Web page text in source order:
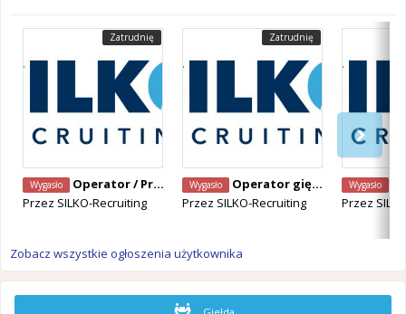
Zatrudnię
Wygasło
Operator / Programista CNC Mazak – Alken, Belgia
Przez SILKO-Recruiting
Zatrudnię
Wygasło
Operator giętarki CNC – Staden, Belgia
Przez SILKO-Recruiting
Wygasło
Przez
Zobacz wszystkie ogłoszenia użytkownika